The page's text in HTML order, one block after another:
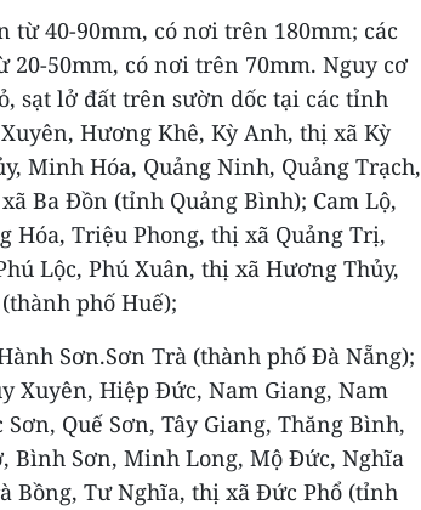
40-90mm, có nơi trên 180mm; các
50mm, có nơi trên 70mm. Nguy cơ
sạt lở đất trên sườn dốc tại các tỉnh
Hương Khê, Kỳ Anh, thị xã Kỳ
Minh Hóa, Quảng Ninh, Quảng Trạch,
Ba Đồn (tỉnh Quảng Bình); Cam Lộ,
Triệu Phong, thị xã Quảng Trị,
Lộc, Phú Xuân, thị xã Hương Thủy,
phố Huế);
Sơn.Sơn Trà (thành phố Đà Nẵng);
Xuyên, Hiệp Đức, Nam Giang, Nam
Quế Sơn, Tây Giang, Thăng Bình,
Bình Sơn, Minh Long, Mộ Đức, Nghĩa
Bồng, Tư Nghĩa, thị xã Đức Phổ (tỉnh